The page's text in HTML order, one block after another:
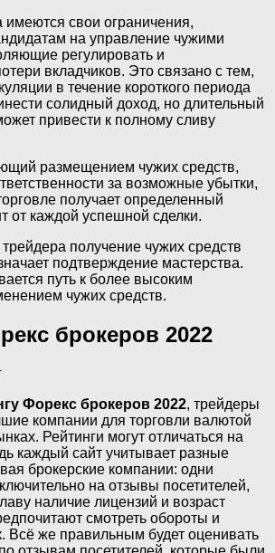
имеются свои ограничения,
на управление чужими
регулировать и
вкладчиков. Это связано с тем,
в течение короткого периода
солидный доход, но длительный
привести к полному сливу
размещением чужих средств,
за возможные убытки,
получает определенный
от каждой успешной сделки.
получение чужих средств
подтверждение мастерства.
путь к более высоким
чужих средств.
брокеров 2022
Форекс брокеров 2022, трейдеры
компании для торговли валютой
Рейтинги могут отличаться на
каждый сайт учитывает разные
брокерские компании: одни
на отзывы посетителей,
наличие лицензий и возраст
смотреть обороты и
Всё же правильным будет оценивать